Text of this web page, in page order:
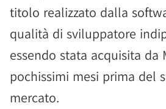
titolo realizzato dalla
qualità di sviluppatore
essendo stata acquisita da
pochissimi mesi prima del
mercato.